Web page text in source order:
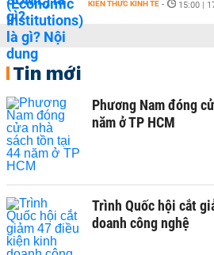
KIẾN THỨC KINH TẾ - 15:00 |
Tin mới
Phương Nam đóng
năm ở TP HCM
Trình Quốc hội cắt
doanh công nghệ